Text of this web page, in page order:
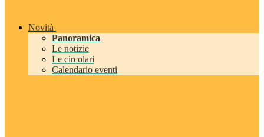
Novità
Panoramica
Le notizie
Le circolari
Calendario eventi